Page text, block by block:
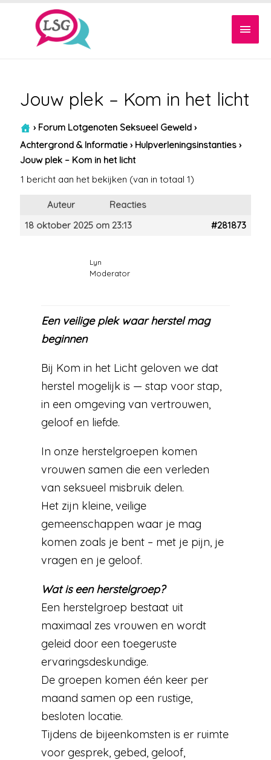
Jouw plek – Kom in het licht
› Forum Lotgenoten Seksueel Geweld ›
Achtergrond & Informatie › Hulpverleningsinstanties ›
Jouw plek – Kom in het licht
1 bericht aan het bekijken (van in totaal 1)
Auteur
Reacties
18 oktober 2025 om 23:13
#281873
Lyn
Moderator
Een veilige plek waar herstel mag
beginnen
Bij Kom in het Licht geloven we dat
herstel mogelijk is — stap voor stap,
in een omgeving van vertrouwen,
geloof en liefde.
In onze herstelgroepen komen
vrouwen samen die een verleden
van seksueel misbruik delen.
Het zijn kleine, veilige
gemeenschappen waar je mag
komen zoals je bent – met je pijn, je
vragen en je geloof.
Wat is een herstelgroep?
Een herstelgroep bestaat uit
maximaal zes vrouwen en wordt
geleid door een toegeruste
ervaringsdeskundige.
De groepen komen één keer per
maand samen op een rustige,
besloten locatie.
Tijdens de bijeenkomsten is er ruimte
voor gesprek, gebed, geloof,